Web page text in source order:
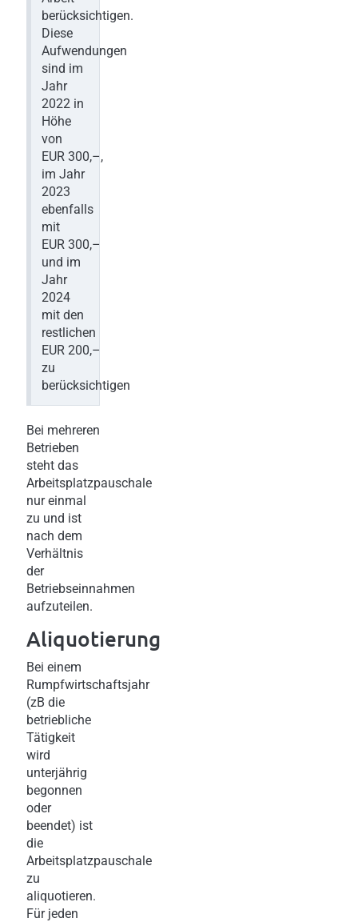
berücksichtigen.
Diese
Aufwendungen
sind im
Jahr
2022 in
Höhe
von
EUR 300,–,
im Jahr
2023
ebenfalls
mit
EUR 300,–
und im
Jahr
2024
mit den
restlichen
EUR 200,–
zu
berücksichtigen
Bei mehreren
Betrieben
steht das
Arbeitsplatzpauschale
nur einmal
zu und ist
nach dem
Verhältnis
der
Betriebseinnahmen
aufzuteilen.
Aliquotierung
Bei einem
Rumpfwirtschaftsjahr
(zB die
betriebliche
Tätigkeit
wird
unterjährig
begonnen
oder
beendet) ist
die
Arbeitsplatzpauschale
zu
aliquotieren.
Für jeden